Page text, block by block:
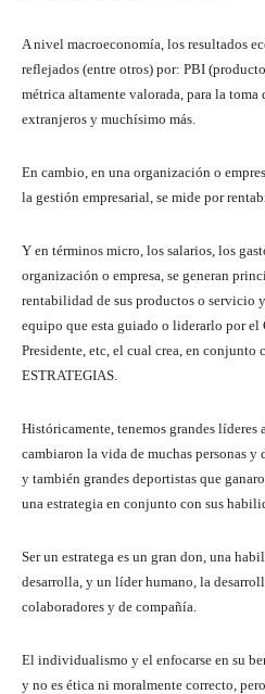
A nivel macroeconomía, los resultados
reflejados (entre otros) por: PBI
métrica altamente valorada, para la toma
extranjeros y muchísimo más.
En cambio, en una organización o
la gestión empresarial, se mide por
Y en términos micro, los salarios, los
organización o empresa, se generan
rentabilidad de sus productos o servicio
equipo que esta guiado o liderarlo por el
Presidente, etc, el cual crea, en conjunto
ESTRATEGIAS.
Históricamente, tenemos grandes líderes
cambiaron la vida de muchas personas y
y también grandes deportistas que
una estrategia en conjunto con sus
Ser un estratega es un gran don, una
desarrolla, y un líder humano, la
colaboradores y de compañía.
El individualismo y el enfocarse en su
y no es ética ni moralmente correcto,